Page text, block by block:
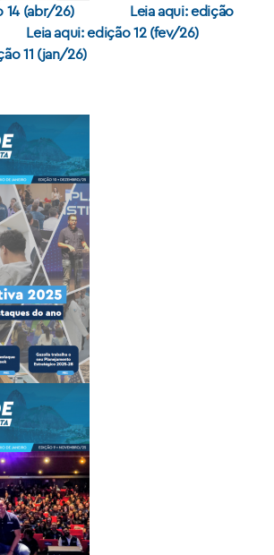
14 (abr/26)
Leia aqui: edição
Leia aqui: edição 12 (fev/26)
11 (jan/26)